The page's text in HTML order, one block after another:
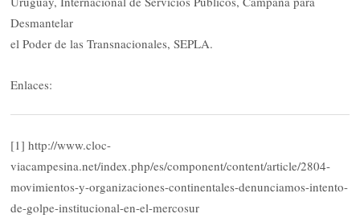
Desmantelar
el Poder de las Transnacionales, SEPLA.
Enlaces:
[1] http://www.cloc-
viacampesina.net/index.php/es/component/content/article/2804-
movimientos-y-organizaciones-continentales-denunciamos-intento-
de-golpe-institucional-en-el-mercosur